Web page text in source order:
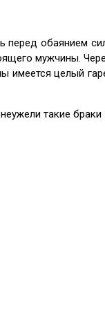
перед обаянием
мужчины.
имеется целый
такие